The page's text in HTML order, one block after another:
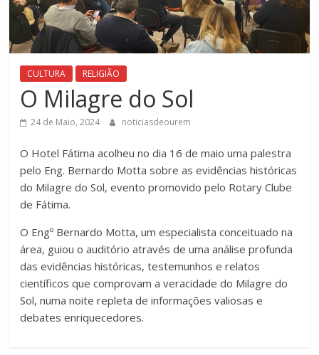
CULTURA RELIGIÃO
O Milagre do Sol
24 de Maio, 2024 noticiasdeourem
O Hotel Fátima acolheu no dia 16 de maio uma palestra
pelo Eng. Bernardo Motta sobre as evidências históricas
do Milagre do Sol, evento promovido pelo Rotary Clube
de Fátima.
O Engº Bernardo Motta, um especialista conceituado na
área, guiou o auditório através de uma análise profunda
das evidências históricas, testemunhos e relatos
científicos que comprovam a veracidade do Milagre do
Sol, numa noite repleta de informações valiosas e
debates enriquecedores.